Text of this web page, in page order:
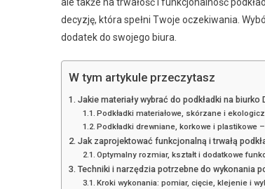
ale także na trwałość i funkcjonalność
decyzję, która spełni Twoje oczekiwania.
dodatek do swojego biura.
W tym artykule przeczytasz
Jakie materiały wybrać do podkładki na biurko
Podkładki materiałowe, skórzane i
Podkładki drewniane, korkowe i plastikowe
Jak zaprojektować funkcjonalną i trwałą
Optymalny rozmiar, kształt i dodatkowe
Techniki i narzędzia potrzebne do wykonania
Kroki wykonania: pomiar, cięcie, klejenie i